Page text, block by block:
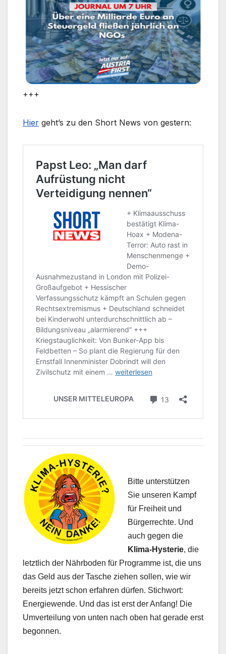
+++
Hier geht’s zu den Short News von gestern:
Bitte unterstützen
Sie unseren Kampf
für Freiheit und
Bürgerrechte. Und
auch gegen die
Klima-Hysterie, die
letztlich der Nährboden für Programme ist, die uns
das Geld aus der Tasche ziehen sollen, wie wir
bereits jetzt schon erfahren dürfen. Stichwort:
Energiewende. Und das ist erst der Anfang! Die
Umverteilung von unten nach oben hat gerade erst
begonnen.